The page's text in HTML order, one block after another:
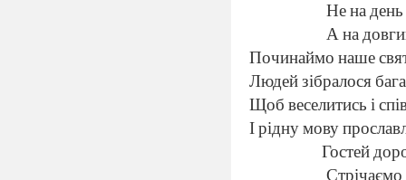
Не на день
А на
Починаймо наше
Людей зібралося
Щоб веселитись і
І рідну мову
Гостей